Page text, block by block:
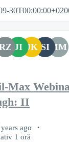
JI JK SI MM
Max
II
ago
1 oră